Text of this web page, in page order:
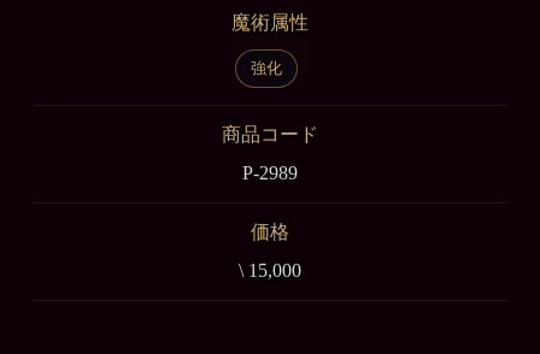
魔術属性
強化
商品コード
P-2989
価格
\ 15,000